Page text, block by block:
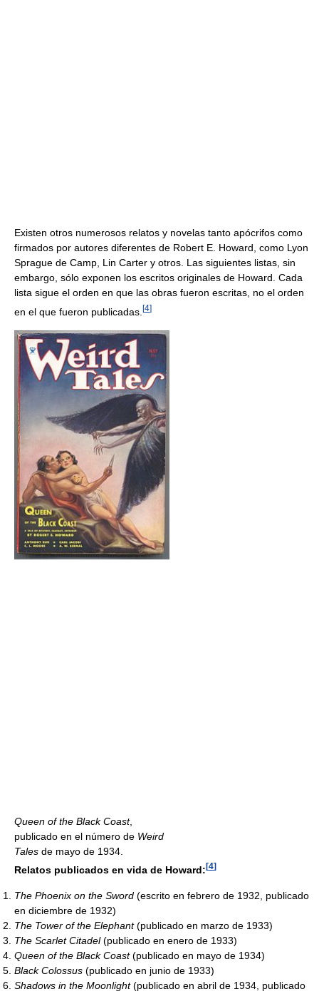
Existen otros numerosos relatos y novelas tanto apócrifos como
firmados por autores diferentes de Robert E. Howard, como Lyon
Sprague de Camp, Lin Carter y otros. Las siguientes listas, sin
embargo, sólo exponen los escritos originales de Howard. Cada
lista sigue el orden en que las obras fueron escritas, no el orden
en el que fueron publicadas. [4]
Queen of the Black Coast,
publicado en el número de Weird
Tales de mayo de 1934.
Relatos publicados en vida de Howard: [4]
The Phoenix on the Sword (escrito en febrero de 1932, publicado
en diciembre de 1932)
The Tower of the Elephant(publicado en marzo de 1933)
The Scarlet Citadel(publicado en enero de 1933)
Queen of the Black Coast(publicado en mayo de 1934)
Black Colossus (publicado en junio de 1933)
Shadows in the Moonlight(publicado en abril de 1934, publicado